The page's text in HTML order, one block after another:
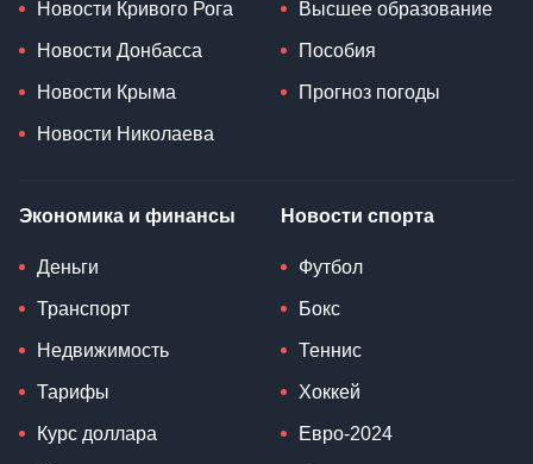
Новости Кривого Рога
Новости Донбасса
Новости Крыма
Новости Николаева
Высшее образование
Пособия
Прогноз погоды
Экономика и финансы
Деньги
Транспорт
Недвижимость
Тарифы
Курс доллара
Новости спорта
Футбол
Бокс
Теннис
Хоккей
Евро-2024